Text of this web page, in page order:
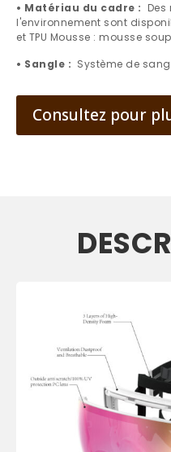
• Matériau du cadre :
l'environnement sont
et TPU Mousse : mousse
• Sangle : Système de
Consultez pour